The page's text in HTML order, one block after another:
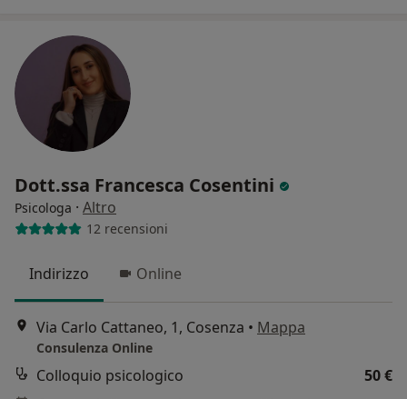
Dott.ssa Francesca Cosentini
Psicologa · Altro
12 recensioni
Indirizzo Online
Via Carlo Cattaneo, 1, Cosenza • Mappa
Consulenza Online
Colloquio psicologico
50 €